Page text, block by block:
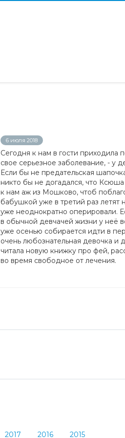
6 июля 2018
Сегодня к нам в гости
свое серьезное заболевание, - у
Если бы не предательская
никто бы не догадался, что
к нам аж из Мошково, чтоб
бабушкой уже в третий раз
уже неоднократно оперировали.
в обычной девчачей жизни у неё
уже осенью собирается идти в
очень любознательная девочка и
читала новую книжку про фей,
во время свободное от лечения.
2017 2016 2015